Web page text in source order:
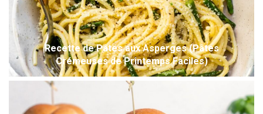
Recette de Pâtes aux Asperges (Pâtes
Crémeuses de Printemps Faciles)